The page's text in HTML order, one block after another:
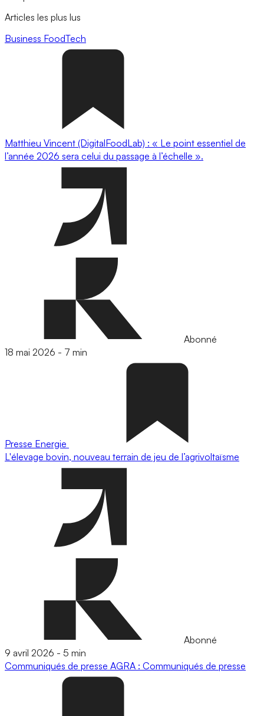
Articles les plus lus
Business FoodTech
Matthieu Vincent (DigitalFoodLab) : « Le point essentiel de
l’année 2026 sera celui du passage à l’échelle ».
Abonné
18 mai 2026 - 7 min
Presse Energie
L'élevage bovin, nouveau terrain de jeu de l’agrivoltaïsme
Abonné
9 avril 2026 - 5 min
Communiqués de presse AGRA : Communiqués de presse